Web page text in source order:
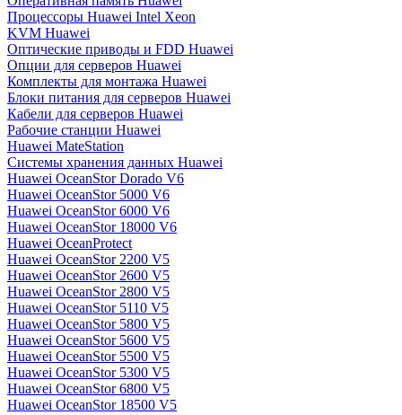
Процессоры Huawei Intel Xeon
KVM Huawei
Оптические приводы и FDD Huawei
Опции для серверов Huawei
Комплекты для монтажа Huawei
Блоки питания для серверов Huawei
Кабели для серверов Huawei
Рабочие станции Huawei
Huawei MateStation
Системы хранения данных Huawei
Huawei OceanStor Dorado V6
Huawei OceanStor 5000 V6
Huawei OceanStor 6000 V6
Huawei OceanStor 18000 V6
Huawei OceanProtect
Huawei OceanStor 2200 V5
Huawei OceanStor 2600 V5
Huawei OceanStor 2800 V5
Huawei OceanStor 5110 V5
Huawei OceanStor 5800 V5
Huawei OceanStor 5600 V5
Huawei OceanStor 5500 V5
Huawei OceanStor 5300 V5
Huawei OceanStor 6800 V5
Huawei OceanStor 18500 V5